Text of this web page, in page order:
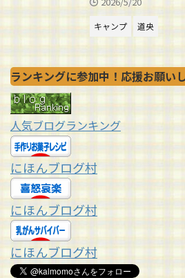
キャンプ 道央
ランキングに参加中！応援お願い
人気ブログランキング
にほんブログ村
にほんブログ村
にほんブログ村